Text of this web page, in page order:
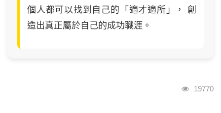
個人都可以找到自己的「適才適所」， 創
造出真正屬於自己的成功職涯。
瀏覽人次
19770